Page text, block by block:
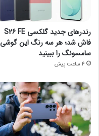
رندرهای جدید گلکسی S26 FE
فاش شد؛ هر سه رنگ این گوشی
سامسونگ را ببینید
4 ساعت پیش